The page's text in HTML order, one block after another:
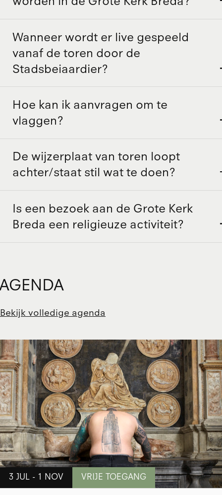
Wanneer wordt er live gespeeld
vanaf de toren door de
Stadsbeiaardier?
Hoe kan ik aanvragen om te
vlaggen?
De wijzerplaat van toren loopt
achter/staat stil wat te doen?
Is een bezoek aan de Grote Kerk
Breda een religieuze activiteit?
Bekijk volledige agenda
3 JUL - 1 NOV VRIJE TOEGANG